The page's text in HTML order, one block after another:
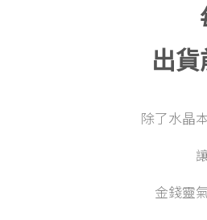
出
除了水晶
金錢靈